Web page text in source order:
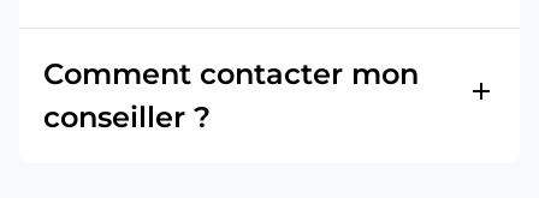
Comment contacter mon
conseiller ?
add